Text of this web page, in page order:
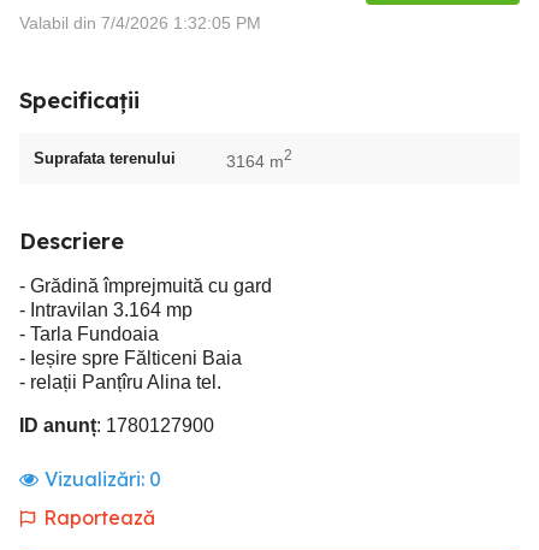
Valabil din 7/4/2026 1:32:05 PM
Specificații
Suprafata terenului 3164 m2
Descriere
- Grădină împrejmuită cu gard
- Intravilan 3.164 mp
- Tarla Fundoaia
- Ieșire spre Fălticeni Baia
- relații Panțîru Alina tel.
ID anunț: 1780127900
Vizualizări: 0
Raportează